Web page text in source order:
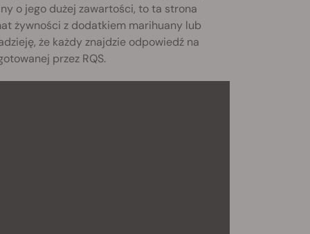
o jego dużej zawartości, to ta strona
żywności z dodatkiem marihuany lub
że każdy znajdzie odpowiedź na
przez RQS.